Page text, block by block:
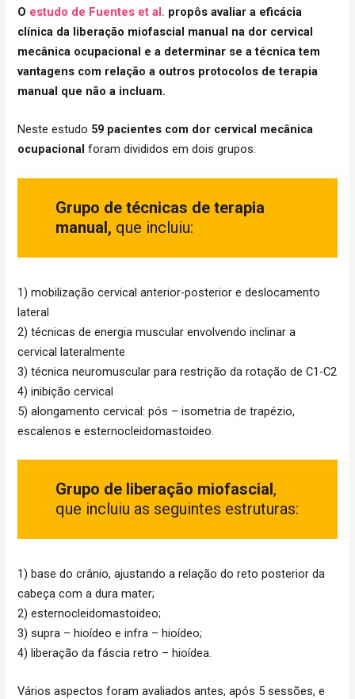
O estudo de Fuentes et al. propôs avaliar a eficácia
clínica da liberação miofascial manual na dor cervical
mecânica ocupacional e a determinar se a técnica tem
vantagens com relação a outros protocolos de terapia
manual que não a incluam.
Neste estudo 59 pacientes com dor cervical mecânica
ocupacional foram divididos em dois grupos:
Grupo de técnicas de terapia
manual, que incluiu:
1) mobilização cervical anterior-posterior e deslocamento
lateral
2) técnicas de energia muscular envolvendo inclinar a
cervical lateralmente
3) técnica neuromuscular para restrição da rotação de C1-C2
4) inibição cervical
5) alongamento cervical: pós – isometria de trapézio,
escalenos e esternocleidomastoideo.
Grupo de liberação miofascial,
que incluiu as seguintes estruturas:
1) base do crânio, ajustando a relação do reto posterior da
cabeça com a dura mater;
2) esternocleidomastoideo;
3) supra – hioídeo e infra – hioídeo;
4) liberação da fáscia retro – hioídea.
Vários aspectos foram avaliados antes, após 5 sessões, e